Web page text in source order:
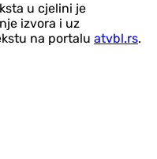
u cjelini je
izvora i uz
na portalu atvbl.rs.